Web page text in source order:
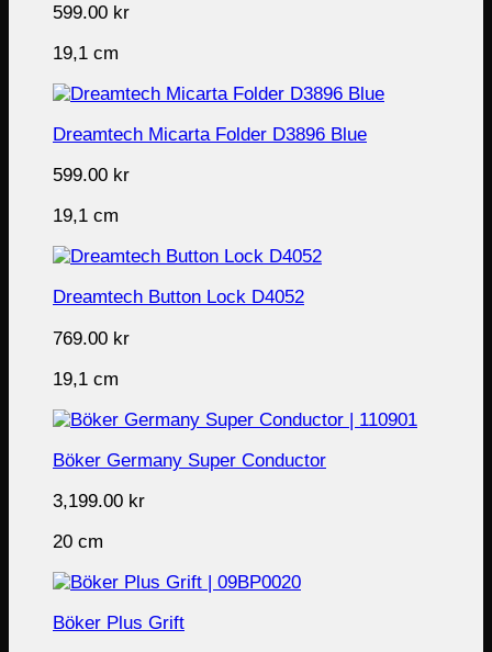
599.00 kr
19,1 cm
Dreamtech Micarta Folder D3896 Blue
599.00 kr
19,1 cm
Dreamtech Button Lock D4052
769.00 kr
19,1 cm
Böker Germany Super Conductor
3,199.00 kr
20 cm
Böker Plus Grift